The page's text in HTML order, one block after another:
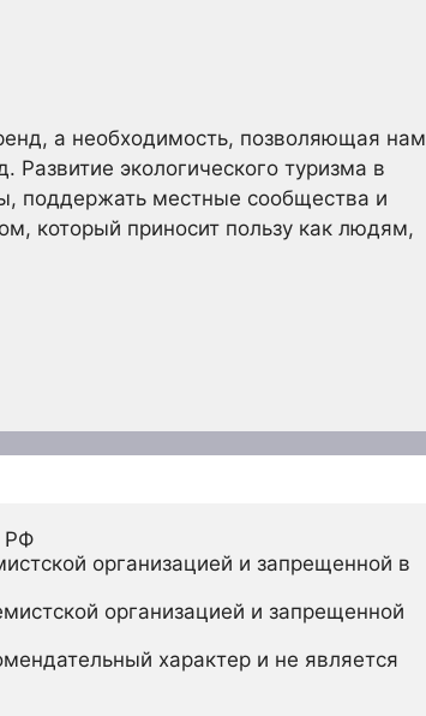
а необходимость, позволяющая нам
экологического туризма в
поддержать местные сообщества и
который приносит пользу как людям,
РФ
организацией и запрещенной в
организацией и запрещенной
характер и не является